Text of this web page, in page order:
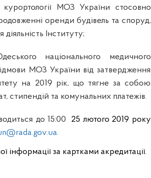
курортології МОЗ України стосовно
оренди будівель та споруд,
Інституту;
національного медичного
МОЗ України від затвердження
на 2019 рік, що тягне за собою
стипендій та комунальних платежів.
до 15:00 25 лютого2019 року
інформації за картками акредитації.